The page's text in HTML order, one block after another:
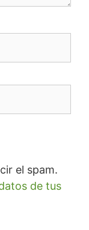
el spam.
de tus